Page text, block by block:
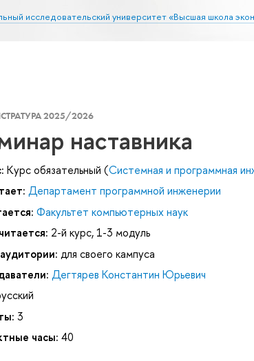
исследовательский университет «Высшая школа
2025/2026
наставника
Курс обязательный (Системная и программная
Департамент программной инженерии
Факультет компьютерных наук
2-й курс, 1-3 модуль
для своего кампуса
Дегтярев Константин Юрьевич
3
часы: 40